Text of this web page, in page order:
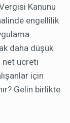
Kanunu
engellilik
daha düşük
net ücreti
için
Gelin birlikte